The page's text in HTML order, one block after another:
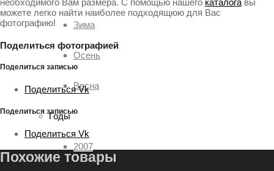
Зима
Осень
Весна
Годы
2007
можете легко найти наиболее подходящюю для Вас
фотографию!
Поделиться фотографией
Поделиться записью
Поделиться Vk
Поделиться записью
Поделиться Vk
Похожие товары